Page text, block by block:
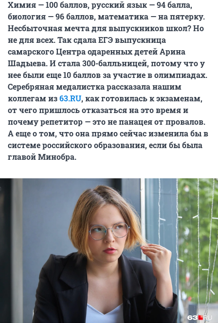
Химия — 100 баллов, русский язык — 94 балла,
биология — 96 баллов, математика — на пятерку.
Несбыточная мечта для выпускников школ? Но
не для всех. Так сдала ЕГЭ выпускница
самарского Центра одаренных детей Арина
Шадыева. И стала 300-балльницей, потому что у
нее были еще 10 баллов за участие в олимпиадах.
Серебряная медалистка рассказала нашим
коллегам из63.RU, как готовилась к экзаменам,
от чего пришлось отказаться на это время и
почему репетитор — это не панацея от провалов.
А еще о том, что она прямо сейчас изменила бы в
системе российского образования, если бы была
главой Минобра.